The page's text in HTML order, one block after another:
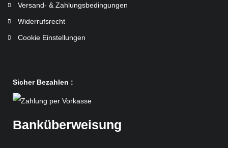
Versand- & Zahlungsbedingungen
Widerrufsrecht
Cookie Einstellungen
Sicher Bezahlen :
Banküberweisung